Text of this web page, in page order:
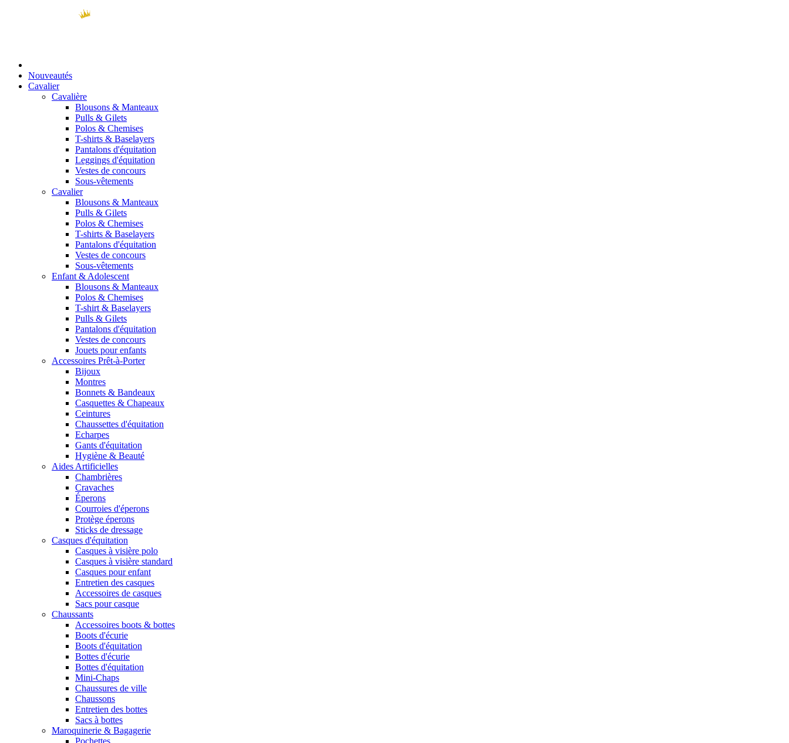
Nouveautés
Cavalier
Cavalière
Blousons & Manteaux
Pulls & Gilets
Polos & Chemises
T-shirts & Baselayers
Pantalons d'équitation
Leggings d'équitation
Vestes de concours
Sous-vêtements
Cavalier
Blousons & Manteaux
Pulls & Gilets
Polos & Chemises
T-shirts & Baselayers
Pantalons d'équitation
Vestes de concours
Sous-vêtements
Enfant & Adolescent
Blousons & Manteaux
Polos & Chemises
T-shirt & Baselayers
Pulls & Gilets
Pantalons d'équitation
Vestes de concours
Jouets pour enfants
Accessoires Prêt-à-Porter
Bijoux
Montres
Bonnets & Bandeaux
Casquettes & Chapeaux
Ceintures
Chaussettes d'équitation
Echarpes
Gants d'équitation
Hygiène & Beauté
Aides Artificielles
Chambrières
Cravaches
Éperons
Courroies d'éperons
Protège éperons
Sticks de dressage
Casques d'équitation
Casques à visière polo
Casques à visière standard
Casques pour enfant
Entretien des casques
Accessoires de casques
Sacs pour casque
Chaussants
Accessoires boots & bottes
Boots d'écurie
Boots d'équitation
Bottes d'écurie
Bottes d'équitation
Mini-Chaps
Chaussures de ville
Chaussons
Entretien des bottes
Sacs à bottes
Maroquinerie & Bagagerie
Pochettes